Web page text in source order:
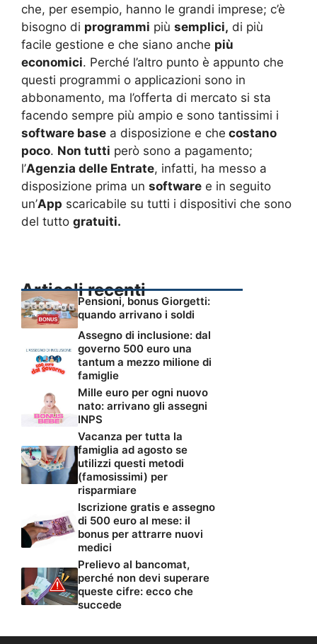
che, per esempio, hanno le grandi imprese; c’è
bisogno di programmi più semplici, di più
facile gestione e che siano anche più
economici. Perché l’altro punto è appunto che
questi programmi o applicazioni sono in
abbonamento, ma l’offerta di mercato si sta
facendo sempre più ampio e sono tantissimi i
software base a disposizione e che costano
poco. Non tutti però sono a pagamento;
l’Agenzia delle Entrate, infatti, ha messo a
disposizione prima un software e in seguito
un’App scaricabile su tutti i dispositivi che sono
del tutto gratuiti.
Articoli recenti
Pensioni, bonus Giorgetti:
quando arrivano i soldi
Assegno di inclusione: dal
governo 500 euro una
tantum a mezzo milione di
famiglie
Mille euro per ogni nuovo
nato: arrivano gli assegni
INPS
Vacanza per tutta la
famiglia ad agosto se
utilizzi questi metodi
(famosissimi) per
risparmiare
Iscrizione gratis e assegno
di 500 euro al mese: il
bonus per attrarre nuovi
medici
Prelievo al bancomat,
perché non devi superare
queste cifre: ecco che
succede